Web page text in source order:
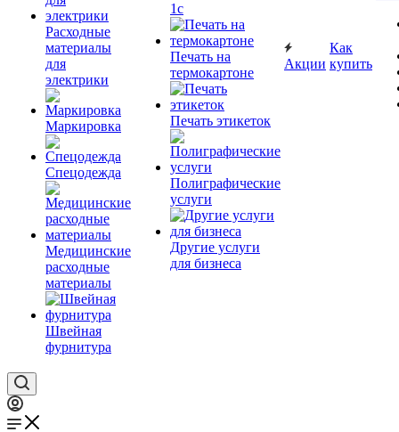
Расходные
материалы
для
электрики
Маркировка
Спецодежда
Медицинские
расходные
материалы
Швейная
фурнитура
1c
Печать на
термокартоне
Печать этикеток
Полиграфические
услуги
Другие услуги
для бизнеса
Акции
Как
купить